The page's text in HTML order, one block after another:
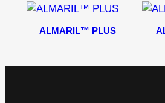
ALMARIL™ PLUS